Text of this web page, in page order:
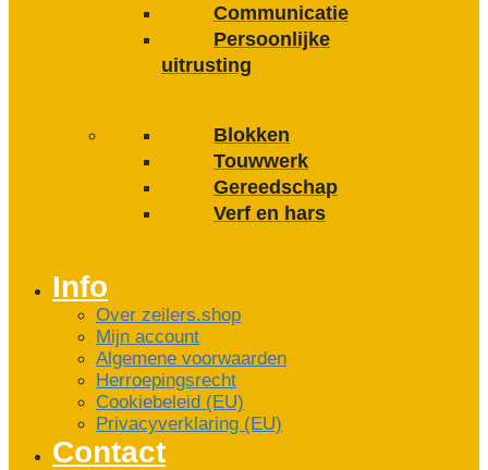
Communicatie
Persoonlijke
uitrusting
Blokken
Touwwerk
Gereedschap
Verf en hars
Info
Over zeilers.shop
Mijn account
Algemene voorwaarden
Herroepingsrecht
Cookiebeleid (EU)
Privacyverklaring (EU)
Contact